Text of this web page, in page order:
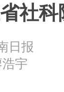
社
日报
宇